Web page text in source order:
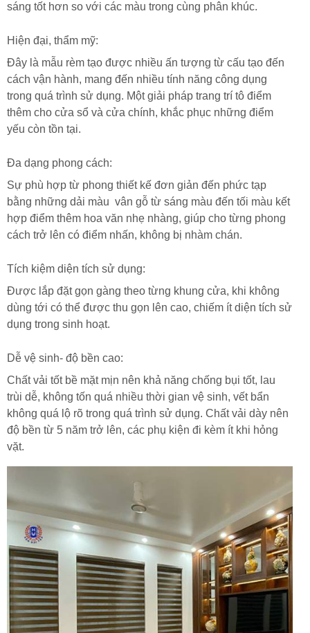
sáng tốt hơn so với các màu trong cùng phân khúc.
Hiện đại, thẩm mỹ:
Đây là mẫu rèm tạo được nhiều ấn tượng từ cấu tạo đến
cách vận hành, mang đến nhiều tính năng công dụng
trong quá trình sử dụng. Một giải pháp trang trí tô điểm
thêm cho cửa sổ và cửa chính, khắc phục những điểm
yếu còn tồn tại.
Đa dạng phong cách:
Sự phù hợp từ phong thiết kế đơn giản đến phức tạp
bằng những dải màu vân gỗ từ sáng màu đến tối màu kết
hợp điểm thêm hoa văn nhẹ nhàng, giúp cho từng phong
cách trở lên có điểm nhấn, không bị nhàm chán.
Tích kiệm diện tích sử dụng:
Được lắp đặt gọn gàng theo từng khung cửa, khi không
dùng tới có thể được thu gọn lên cao, chiếm ít diện tích sử
dụng trong sinh hoạt.
Dễ vệ sinh- độ bền cao:
Chất vải tốt bề mặt mịn nên khả năng chống bụi tốt, lau
trùi dễ, không tốn quá nhiều thời gian vệ sinh, vết bẩn
không quá lộ rõ trong quá trình sử dụng. Chất vải dày nên
độ bền từ 5 năm trở lên, các phụ kiện đi kèm ít khi hỏng
vặt.